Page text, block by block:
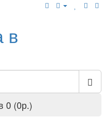
в
0 (0р.)